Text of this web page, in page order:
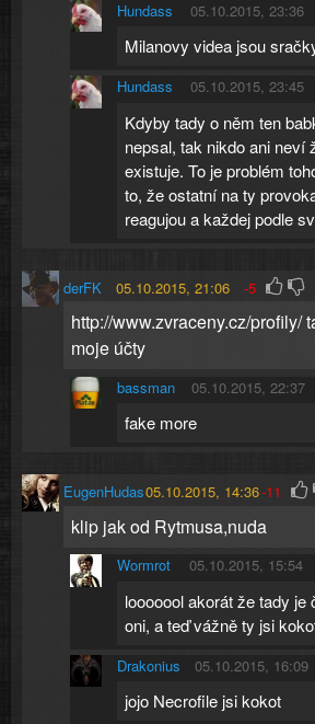
Hundass 05.10.2015, 23:36
Milanovy videa jsou
Hundass 05.10.2015, 23:45
Kdyby tady o něm ten
nepsal, tak nikdo ani neví
existuje. To je problém
to, že ostatní na ty
reagujou a každej podle
derFK 05.10.2015, 21:06 -5
http://www.zvraceny.cz/profily/
moje účty
bassman 05.10.2015, 22:37
fake more
EugenHudas05.10.2015, 14:36-11
klip jak od Rytmusa,nuda
Wormrot 05.10.2015, 15:54
looooool akorát že tady je
oni, a teď vážně ty jsi
Drakonius 05.10.2015, 16:09
jojo Necrofile jsi kokot